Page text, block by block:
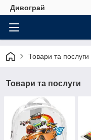
Дивограй
Товари та послуги
Товари та послуги